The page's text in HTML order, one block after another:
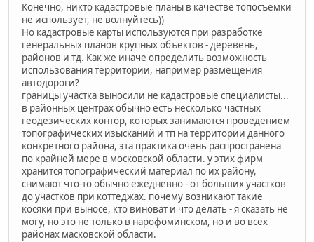
Конечно, никто кадастровые планы в качестве топосъемки
не использует, не волнуйтесь))
Но кадастровые карты используются при разработке
генеральных планов крупных объектов - деревень,
районов и тд. Как же иначе определить возможность
использования территории, например размещения
автодороги?
границы участка выносили не кадастровые специалисты...
в районных центрах обычно есть несколько частных
геодезических контор, которых занимаются проведением
топографических изысканий и тп на территории данного
конкретного района, эта практика очень распространена
по крайней мере в московской области. у этих фирм
хранится топографический материал по их району,
снимают что-то обычно ежедневно - от больших участков
до участков при коттеджах. почему возникают такие
косяки при выносе, кто виноват и что делать - я сказать не
могу, но это не только в нарофоминском, но и во всех
районах масковской области.